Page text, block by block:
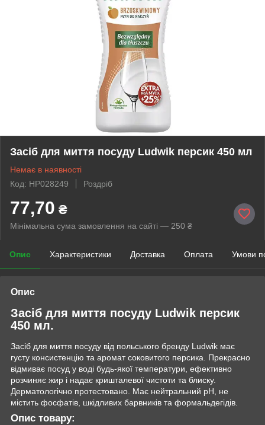
Засіб для миття посуду Ludwik персик 450 мл
Немає в наявності
Код: HP028249
Роздріб
77,70 ₴
Мінімальна сума замовлення на сайті — 250 ₴
Опис Характеристики Доставка Оплата Умови
Опис
Засіб для миття посуду Ludwik персик
450 мл.
Засіб для миття посуду від польського бренду Ludwik має
густу консистенцію та аромат соковитого персика. Прекрасно
відмиває посуд у воді будь-якої температури, ефективно
розчиняє жир і надає кришталевої чистоти та блиску.
Дерматологічно протестовано. Має нейтральний рН, не
містить фосфатів, шкідливих барвників та формальдегідів.
Опис товару: